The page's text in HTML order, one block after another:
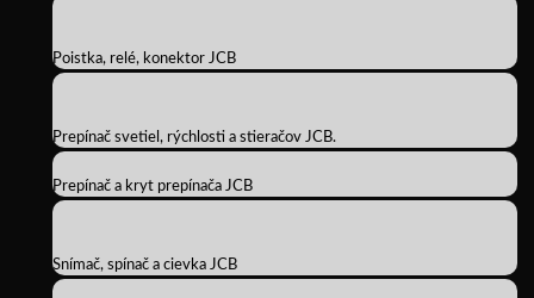
Poistka, relé, konektor JCB
Prepínač svetiel, rýchlosti a stieračov JCB.
Prepínač a kryt prepínača JCB
Snímač, spínač a cievka JCB